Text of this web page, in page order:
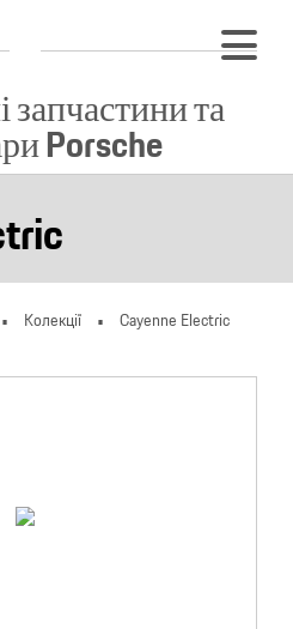
запчастини та
Porsche
Колекції Cayenne Electric